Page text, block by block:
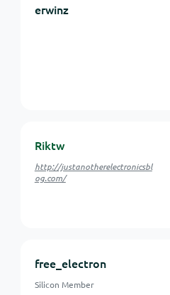
erwinz
Riktw
http://justanotherelectronicsbl
og.com/
free_electron
Silicon Member